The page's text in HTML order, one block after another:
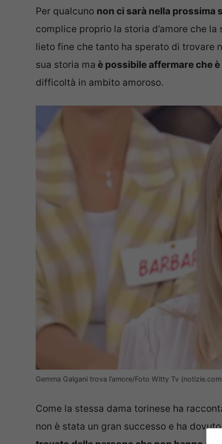
Per qualcuno non ci sarà nella prossima
complice proprio la storia d’amore che
lieto fine che tanto ha sperato di trovare
sua storia ma è possibile affermare che
difficoltà in ambito amoroso.
Gemma Galgani trova l’amore/Foto Witty Tv
Come la stessa dama torinese ha
non è stata un gran successo e ha